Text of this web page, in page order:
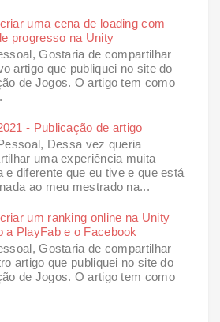
uma cena de loading com
progresso na Unity
Gostaria de compartilhar
artigo que publiquei no site do
de Jogos. O artigo tem como
- Publicação de artigo
Dessa vez queria
uma experiência muita
e diferente que eu tive e que está
ao meu mestrado na...
um ranking online na Unity
a PlayFab e o Facebook
Gostaria de compartilhar
artigo que publiquei no site do
de Jogos. O artigo tem como